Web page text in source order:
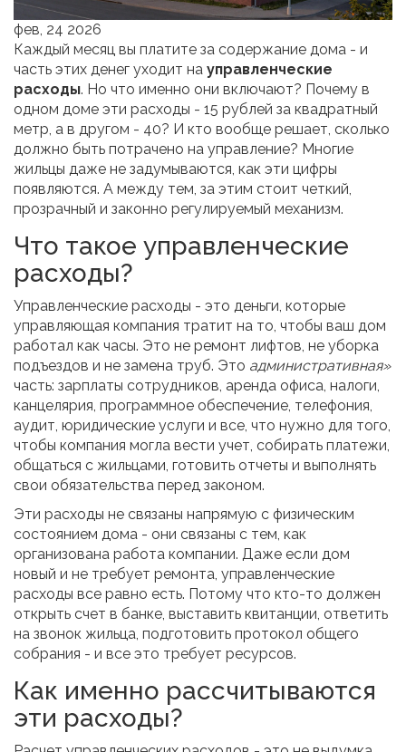
фев, 24 2026
Каждый месяц вы платите за содержание дома - и
часть этих денег уходит на управленческие
расходы. Но что именно они включают? Почему в
одном доме эти расходы - 15 рублей за квадратный
метр, а в другом - 40? И кто вообще решает, сколько
должно быть потрачено на управление? Многие
жильцы даже не задумываются, как эти цифры
появляются. А между тем, за этим стоит четкий,
прозрачный и законно регулируемый механизм.
Что такое управленческие
расходы?
Управленческие расходы - это деньги, которые
управляющая компания тратит на то, чтобы ваш дом
работал как часы. Это не ремонт лифтов, не уборка
подъездов и не замена труб. Это административная»
часть: зарплаты сотрудников, аренда офиса, налоги,
канцелярия, программное обеспечение, телефония,
аудит, юридические услуги и все, что нужно для того,
чтобы компания могла вести учет, собирать платежи,
общаться с жильцами, готовить отчеты и выполнять
свои обязательства перед законом.
Эти расходы не связаны напрямую с физическим
состоянием дома - они связаны с тем, как
организована работа компании. Даже если дом
новый и не требует ремонта, управленческие
расходы все равно есть. Потому что кто-то должен
открыть счет в банке, выставить квитанции, ответить
на звонок жильца, подготовить протокол общего
собрания - и все это требует ресурсов.
Как именно рассчитываются
эти расходы?